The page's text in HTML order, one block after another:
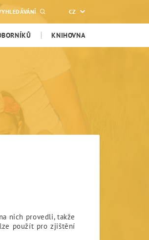
CZ
KNIHOVNA
nich provedli, takže
použít pro zjištění